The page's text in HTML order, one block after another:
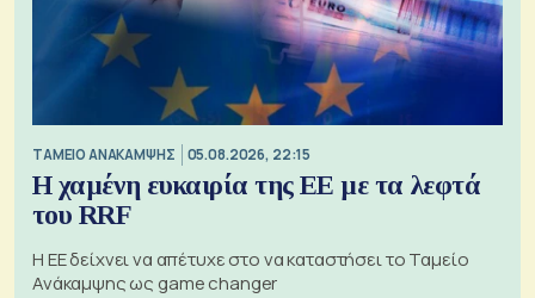
ΤΑΜΕΙΟ ΑΝΑΚΑΜΨΗΣ 05.08.2026, 22:15
Η χαμένη ευκαιρία της ΕΕ με τα λεφτά
του RRF
Η ΕΕ δείχνει να απέτυχε στο να καταστήσει το Ταμείο
Ανάκαμψης ως game changer